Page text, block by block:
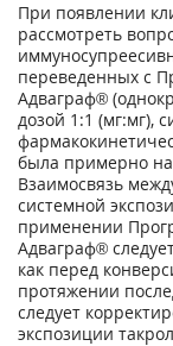
При появлении
рассмотреть
переведенных с
Адваграф®
дозой 1:1 (мг:мг),
была примерно
Взаимосвязь
системной
применении
Адваграф®
как перед
протяжении
следует
экспозиции